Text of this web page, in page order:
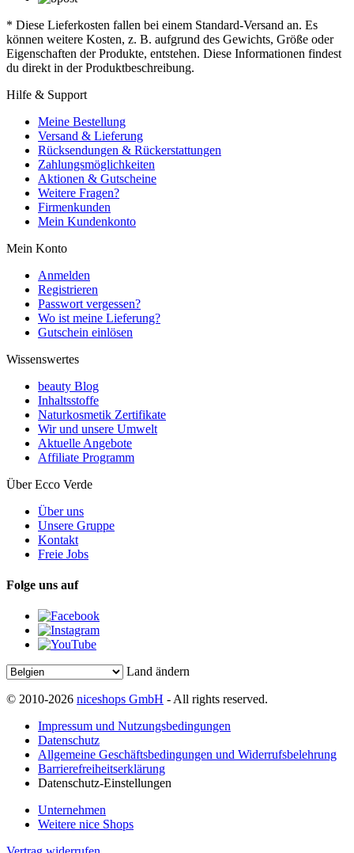
* Diese Lieferkosten fallen bei einem Standard-Versand an. Es
können weitere Kosten, z. B. aufgrund des Gewichts, Größe oder
Eigenschaften der Produkte, entstehen. Diese Informationen findest
du direkt in der Produktbeschreibung.
Hilfe & Support
Meine Bestellung
Versand & Lieferung
Rücksendungen & Rückerstattungen
Zahlungsmöglichkeiten
Aktionen & Gutscheine
Weitere Fragen?
Firmenkunden
Mein Kundenkonto
Mein Konto
Anmelden
Registrieren
Passwort vergessen?
Wo ist meine Lieferung?
Gutschein einlösen
Wissenswertes
beauty Blog
Inhaltsstoffe
Naturkosmetik Zertifikate
Wir und unsere Umwelt
Aktuelle Angebote
Affiliate Programm
Über Ecco Verde
Über uns
Unsere Gruppe
Kontakt
Freie Jobs
Folge uns auf
Land ändern
© 2010-2026 niceshops GmbH - All rights reserved.
Impressum und Nutzungsbedingungen
Datenschutz
Allgemeine Geschäftsbedingungen und Widerrufsbelehrung
Barrierefreiheitserklärung
Datenschutz-Einstellungen
Unternehmen
Weitere nice Shops